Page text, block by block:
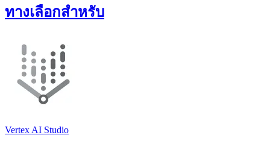
ทางเลือกสำหรับ
Vertex AI Studio